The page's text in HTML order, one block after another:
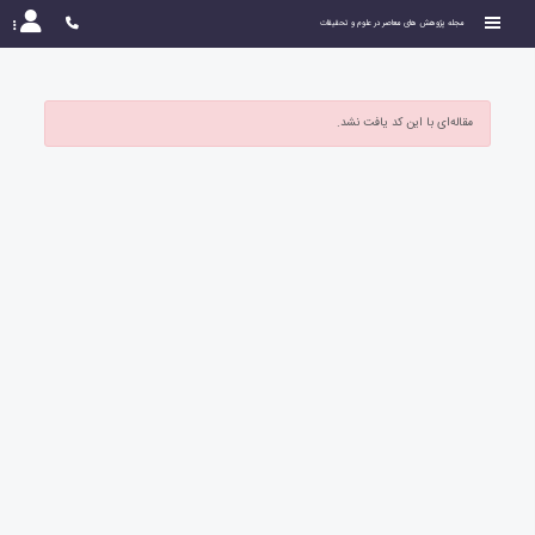
مجله پژوهش های معاصر در علوم و تحقیقات
مقاله‌ای با این کد یافت نشد.